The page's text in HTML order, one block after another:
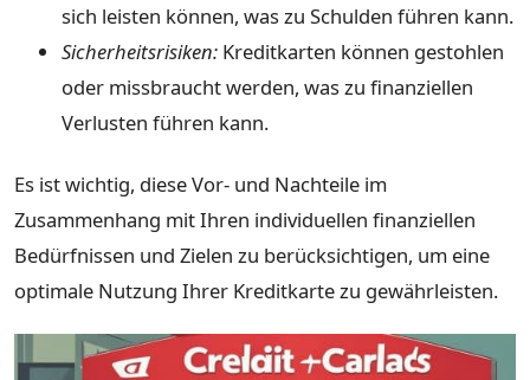
sich leisten können, was zu Schulden führen kann.
Sicherheitsrisiken: Kreditkarten können gestohlen
oder missbraucht werden, was zu finanziellen
Verlusten führen kann.
Es ist wichtig, diese Vor- und Nachteile im
Zusammenhang mit Ihren individuellen finanziellen
Bedürfnissen und Zielen zu berücksichtigen, um eine
optimale Nutzung Ihrer Kreditkarte zu gewährleisten.